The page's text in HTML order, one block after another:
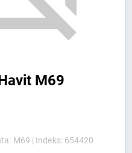
M69
M69 | Indeks: 654420